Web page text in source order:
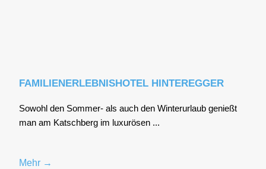
FAMILIENERLEBNISHOTEL HINTEREGGER
Sowohl den Som­mer- als auch den Win­ter­ur­laub genießt
man am Katsch­berg im luxu­rö­sen ...
Mehr →